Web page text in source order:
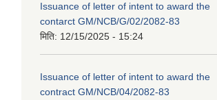
Issuance of letter of intent to award the
contarct GM/NCB/G/02/2082-83
मिति: 12/15/2025 - 15:24
Issuance of letter of intent to award the
contract GM/NCB/04/2082-83